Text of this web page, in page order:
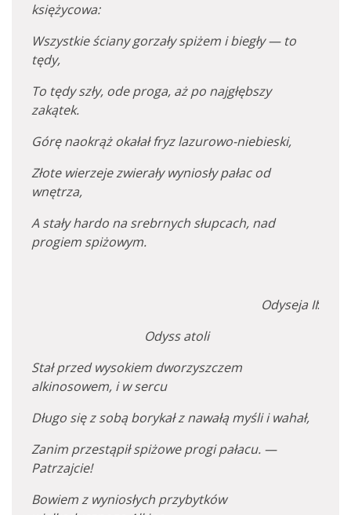
księżycowa:
Wszystkie ściany gorzały spiżem i biegły — to
tędy,
To tędy szły, ode proga, aż po najgłębszy
zakątek.
Górę naokrąż okałał fryz lazurowo-niebieski,
Złote wierzeje zwierały wyniosły pałac od
wnętrza,
A stały hardo na srebrnych słupcach, nad
progiem spiżowym.
Odyseja II:
Odyss atoli
Stał przed wysokiem dworzyszczem
alkinosowem, i w sercu
Długo się z sobą borykał z nawałą myśli i wahał,
Zanim przestąpił spiżowe progi pałacu. —
Patrzajcie!
Bowiem z wyniosłych przybytków